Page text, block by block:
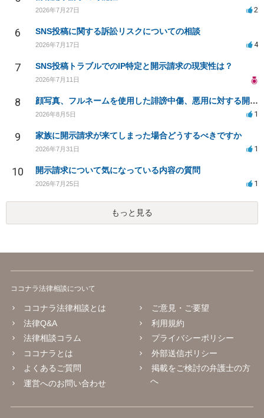
2026年7月27日 2
6 SNS投稿に関する訴訟リスクについての相談
2026年7月17日 4
7 SNS投稿トラブルでのIP特定と開示請求の現実性は？
2026年7月11日
8 顔写真、フルネームを使用した誹謗中傷、悪用に対する開示請求
2026年8月5日 1
9 家族に開示請求が来てしまった場合どうするべきですか
2026年7月31日 1
10 開示請求について気になっている内容の質問
2026年7月25日 1
もっと見る
ココナラ法律相談について
ココナラ法律相談とは
法律Q&A
法律相談コラム
ココナラとは
よくあるご質問
運営へのお問い合わせ
ご意見・ご要望
利用規約
プライバシーポリシー
外部送信ポリシー
掲載をご検討の弁護士の方
へ